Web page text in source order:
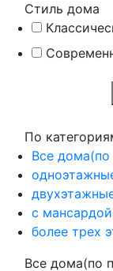
Стиль дома
По
Все
с мансардой
более трех
Все дома(по